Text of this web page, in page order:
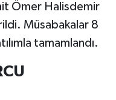
Ömer Halisdemir
Müsabakalar 8
tamamlandı.